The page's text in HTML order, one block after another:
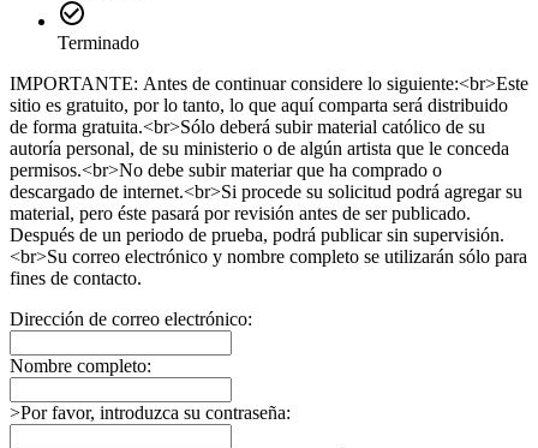
Terminado
IMPORTANTE: Antes de continuar considere lo siguiente:<br>Este
sitio es gratuito, por lo tanto, lo que aquí comparta será distribuido
de forma gratuita.<br>Sólo deberá subir material católico de su
autoría personal, de su ministerio o de algún artista que le conceda
permisos.<br>No debe subir materiar que ha comprado o
descargado de internet.<br>Si procede su solicitud podrá agregar su
material, pero éste pasará por revisión antes de ser publicado.
Después de un periodo de prueba, podrá publicar sin supervisión.
<br>Su correo electrónico y nombre completo se utilizarán sólo para
fines de contacto.
Dirección de correo electrónico:
Nombre completo:
>Por favor, introduzca su contraseña: